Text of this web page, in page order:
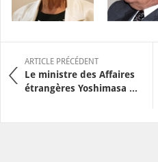
ARTICLE PRÉCÉDENT
Le ministre des Affaires
étrangères Yoshimasa ...